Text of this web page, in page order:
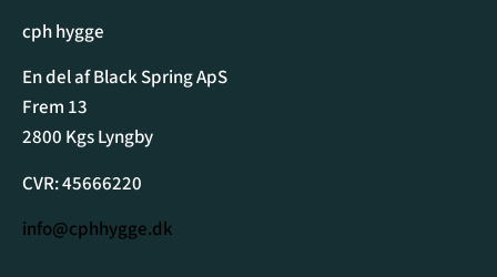
cph hygge
En del af Black Spring ApS
Frem 13
2800 Kgs Lyngby
CVR: 45666220
info@cphhygge.dk